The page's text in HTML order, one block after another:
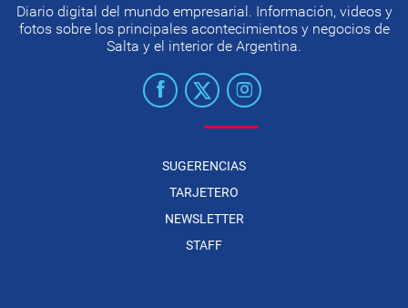
Diario digital del mundo empresarial. Información, videos y
fotos sobre los principales acontecimientos y negocios de
Salta y el interior de Argentina.
SUGERENCIAS
TARJETERO
NEWSLETTER
STAFF